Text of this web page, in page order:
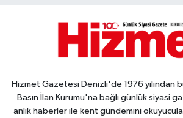
Hizmet Gazetesi Denizli'de 1976 yılından
Basın İlan Kurumu'na bağlı günlük siyasi
anlık haberler ile kent gündemini